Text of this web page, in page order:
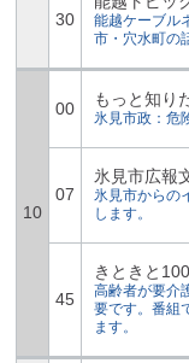
30
能越ケーブル
市・穴水町の
10
00 もっと知り
氷見市政：危
07
氷見市広報
氷見市からの
します。
45
きときと
高齢者が要介
要です。番組
ます。